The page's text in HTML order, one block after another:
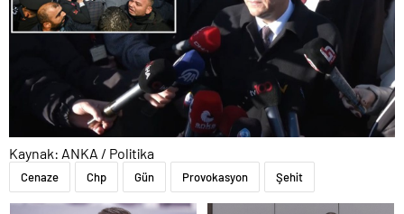
Kaynak: ANKA / Politika
Cenaze Chp Gün Provokasyon Şehit